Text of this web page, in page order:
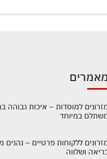
מאמרים
למוסדות – איכות גבוהה
במיוחד
ללקוחות פרטיים – נהנים
ושלווה